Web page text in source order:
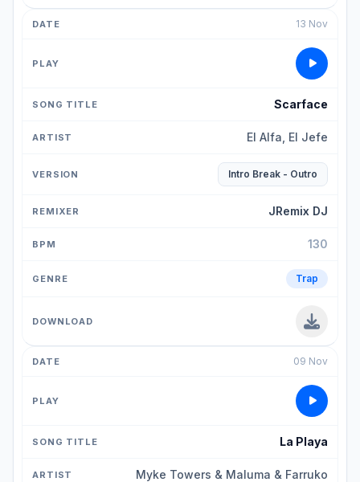
13 Nov
Scarface
El Alfa, El Jefe
Intro Break - Outro
JRemix DJ
130
Trap
09 Nov
La Playa
Myke Towers & Maluma & Farruko